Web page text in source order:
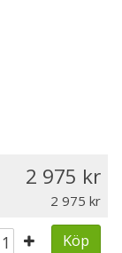
2 975
2 975
Köp